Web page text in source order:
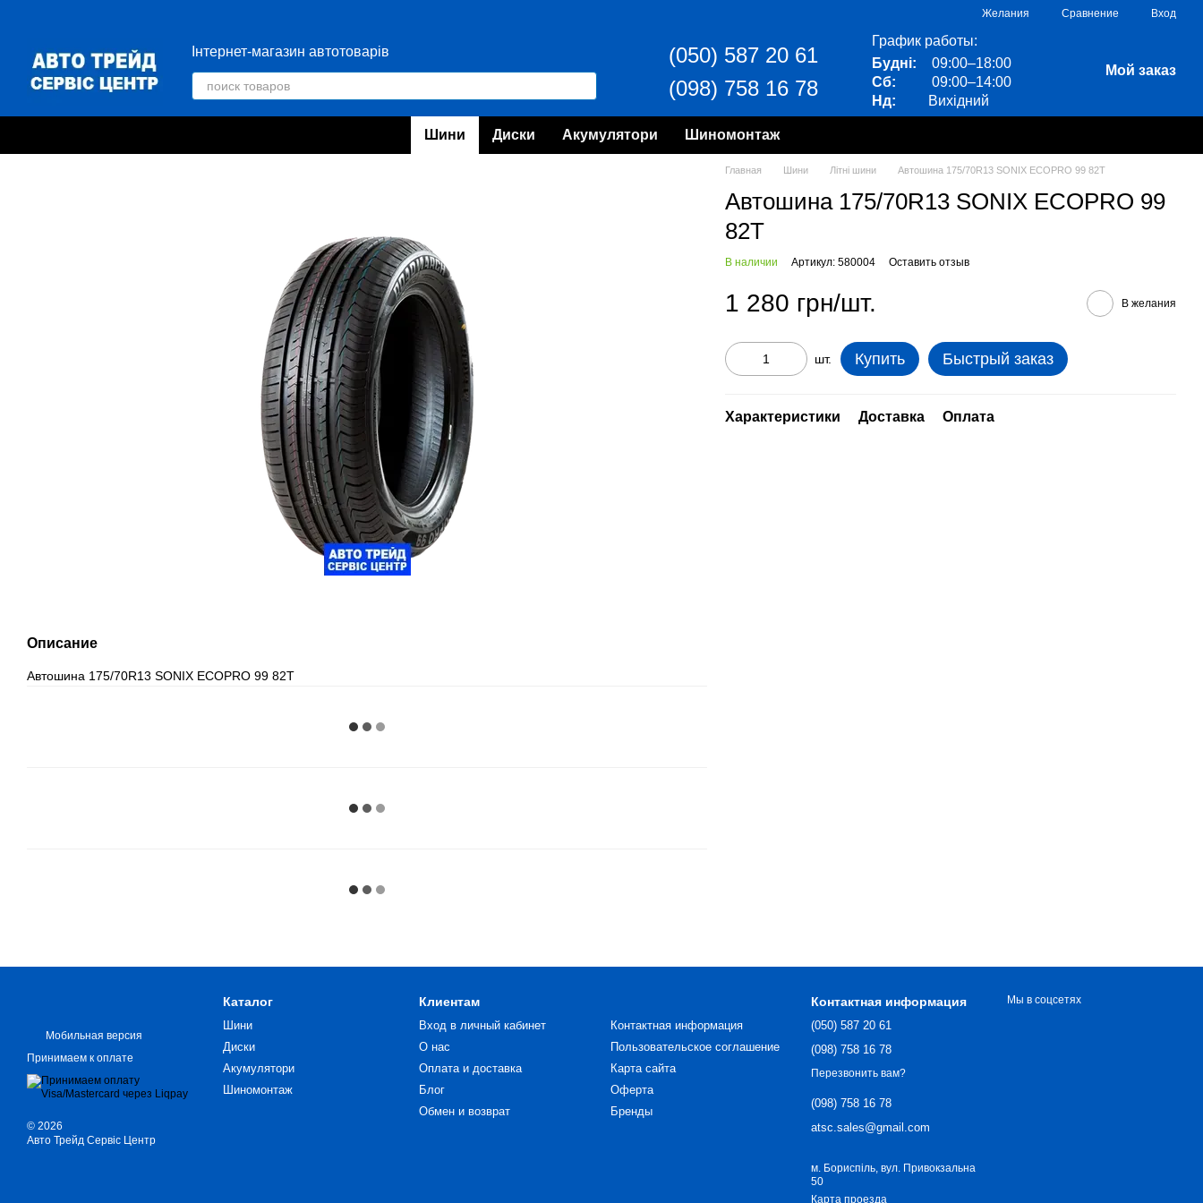
Желания Сравнение Вход
Інтернет-магазин автотоварів
(050) 587 20 61
(098) 758 16 78
График работы:
Будні:
09:00–18:00
Сб:
09:00–14:00
Нд:
Вихідний
Мой заказ
Шини Диски Акумулятори Шиномонтаж
Описание
Автошина 175/70R13 SONIX ECOPRO 99 82T
Главная Шини Літні шини Автошина 175/70R13 SONIX ECOPRO 99 82T
Автошина 175/70R13 SONIX ECOPRO 99
82T
В наличии Артикул: 580004 Оставить отзыв
1 280 грн/шт. В желания
шт. Купить Быстрый заказ
Характеристики Доставка Оплата
Мобильная версия
Принимаем к оплате
© 2026
Авто Трейд Сервіс Центр
Каталог
Шини
Диски
Акумулятори
Шиномонтаж
Клиентам
Вход в личный кабинет
О нас
Оплата и доставка
Блог
Обмен и возврат
Контактная информация
Пользовательское соглашение
Карта сайта
Оферта
Бренды
Контактная информация
(050) 587 20 61
(098) 758 16 78
Перезвонить вам?
(098) 758 16 78
atsc.sales@gmail.com
м. Бориспіль, вул. Привокзальна
50
Карта проезда
Мы в соцсетях